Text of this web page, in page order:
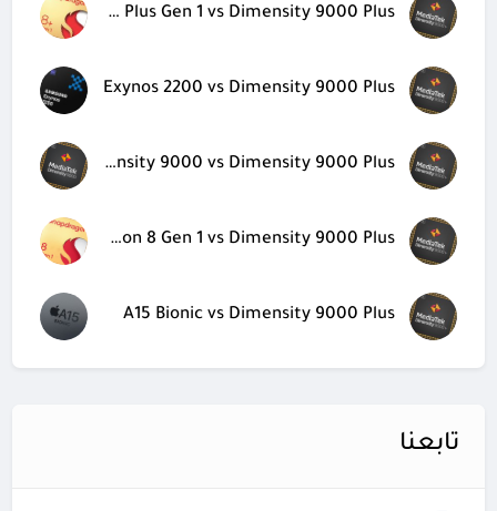
Snapdragon 8 Plus Gen 1 vs Dimensity 9000 Plus
Exynos 2200 vs Dimensity 9000 Plus
Dimensity 9000 vs Dimensity 9000 Plus
Snapdragon 8 Gen 1 vs Dimensity 9000 Plus
A15 Bionic vs Dimensity 9000 Plus
تابعنا